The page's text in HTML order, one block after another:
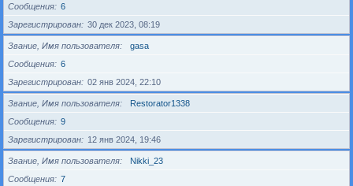
Сообщения
6
Зарегистрирован
30 дек 2023, 08:19
Звание, Имя пользователя
gasa
Сообщения
6
Зарегистрирован
02 янв 2024, 22:10
Звание, Имя пользователя
Restorator1338
Сообщения
9
Зарегистрирован
12 янв 2024, 19:46
Звание, Имя пользователя
Nikki_23
Сообщения
7